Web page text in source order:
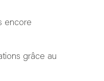
encore
grâce au